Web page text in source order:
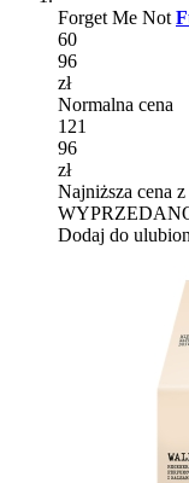
Forget Me Not
60
96
zł
Normalna cena
121
96
zł
Najniższa cena
Dodaj do